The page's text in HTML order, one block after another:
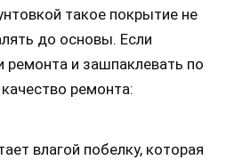
такое покрытие не
до основы. Если
ремонта и зашпаклевать по
ремонта:
влагой побелку, которая